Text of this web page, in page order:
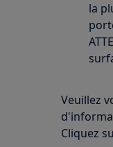
la
Veuillez
Cliquez